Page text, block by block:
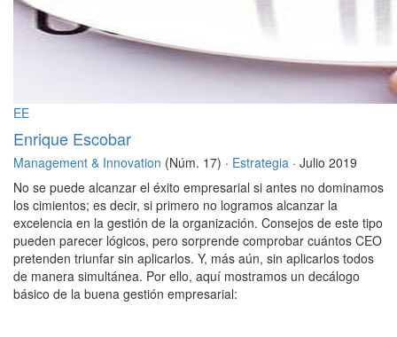
EE
Enrique Escobar
Management & Innovation (Núm. 17) · Estrategia · Julio 2019
No se puede alcanzar el éxito empresarial si antes no dominamos
los cimientos; es decir, si primero no logramos alcanzar la
excelencia en la gestión de la organización. Consejos de este tipo
pueden parecer lógicos, pero sorprende comprobar cuántos CEO
pretenden triunfar sin aplicarlos. Y, más aún, sin aplicarlos todos
de manera simultánea. Por ello, aquí mostramos un decálogo
básico de la buena gestión empresarial: